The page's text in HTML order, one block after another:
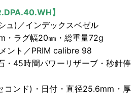
】
ュ)／インデックスベゼル
・ラグ幅20㎜・総重量72g
ント／PRIM calibre 98
・45時間パワーリザーブ・秒針停
コンド)・日付・直径25.6mm・厚